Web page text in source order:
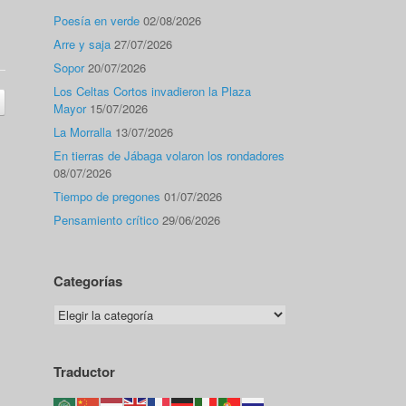
Poesía en verde 02/08/2026
Arre y saja 27/07/2026
Sopor 20/07/2026
Los Celtas Cortos invadieron la Plaza
Mayor 15/07/2026
La Morralla 13/07/2026
En tierras de Jábaga volaron los rondadores
08/07/2026
Tiempo de pregones 01/07/2026
Pensamiento crítico 29/06/2026
Categorías
Categorías
Traductor